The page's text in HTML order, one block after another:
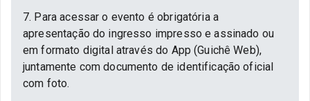
7. Para acessar o evento é obrigatória a
apresentação do ingresso impresso e assinado ou
em formato digital através do App (Guichê Web),
juntamente com documento de identificação oficial
com foto.